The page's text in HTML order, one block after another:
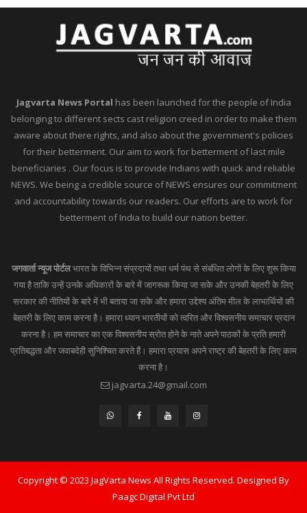
Jagvarta News Portal has been launched for the people of India
belonging to different sects cast religion creed in order to make them
aware about there rights, and also about the government's policies
for their betterment. Our aim to work for betterment of last mile
beneficiaries . Our focus is to provide Indians with quick and reliable
NEWS. We being a credible source of NEWS ensures our commitment
and accountability towards our readers. Our efforts are to work for
betterment of India to build our nation better.
जगवार्ता न्यूज पोर्टलभारत के विभिन्न संप्रदायों तथा धर्म पंथ से संबंधित लोगों के लिए शुरू किया
गया है ताकि उन्हें उनके अधिकारों के बारे में जागरूक किया जा सके और उनकी बेहतरी के लिए
सरकार की नीतियों के बारे में भी बताया जा सके और हमारा उद्देश्य अंतिम मील के लाभार्थियों की
बेहतरी के लिए काम करना है। हमारा ध्यान भारतीयों को त्वरित और विश्वसनीय समाचार प्रदान
करना है। हम समाचार का एक विश्वसनीय स्रोत होने के नाते अपने पाठकों के प्रति हमारी
प्रतिबद्धता और जवाबदेही सुनिश्चित करते हैं। हमारा प्रयास अपने राष्ट्र की बेहतरी के लिए काम
करना है।
jagvarta.24@gmail.com
Copyright © 2023 JagVarta News All Rights Reserved. Designed By
Paagc Digital Pvt Ltd